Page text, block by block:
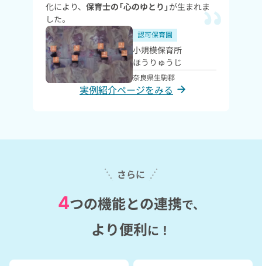
化により、 保育士の「心のゆとり」 が生まれま
した。
認可保育園
小規模保育所
ほうりゅうじ
奈良県生駒郡
実例紹介ページをみる
さらに
4つの機能との連携で、
より便利 に！